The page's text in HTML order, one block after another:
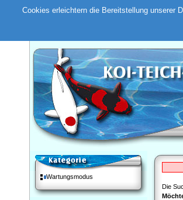
Cookies erleichtern die Bereitstellung unserer
Wartungsmodus
Die